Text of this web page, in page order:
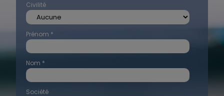
Civilité
Prénom *
Nom *
Société